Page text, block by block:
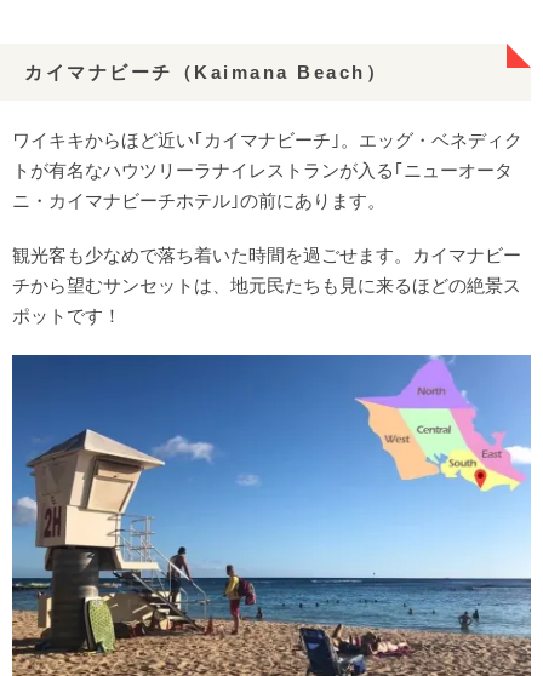
カイマナビーチ（Kaimana Beach）
ワイキキからほど近い｢カイマナビーチ｣。エッグ・ベネディク
トが有名なハウツリーラナイレストランが入る｢ニューオータ
ニ・カイマナビーチホテル｣の前にあります。
観光客も少なめで落ち着いた時間を過ごせます。カイマナビー
チから望むサンセットは、地元民たちも見に来るほどの絶景ス
ポットです！